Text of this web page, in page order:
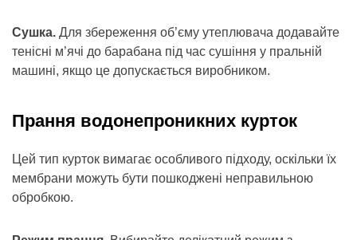
Сушка. Для збереження об’єму утеплювача додавайте
тенісні м’ячі до барабана під час сушіння у пральній
машині, якщо це допускається виробником.
Прання водонепроникних курток
Цей тип курток вимагає особливого підходу, оскільки їх
мембрани можуть бути пошкоджені неправильною
обробкою.